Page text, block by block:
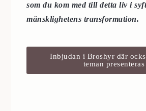
som du kom med till detta liv i
mänsklighetens transformation.
Inbjudan i Broshyr där
teman presenteras